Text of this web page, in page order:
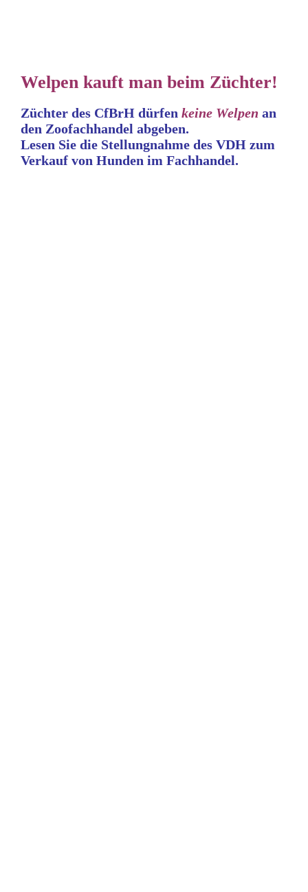
Welpen kauft man beim Züchter!
Züchter des CfBrH dürfen keine Welpen an
den Zoofachhandel abgeben.
Lesen Sie die Stellungnahme des VDH zum
Verkauf von Hunden im Fachhandel.